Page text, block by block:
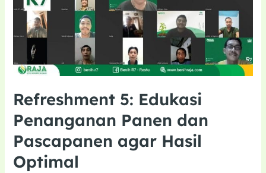
Refreshment 5: Edukasi
Penanganan Panen dan
Pascapanen agar Hasil
Optimal